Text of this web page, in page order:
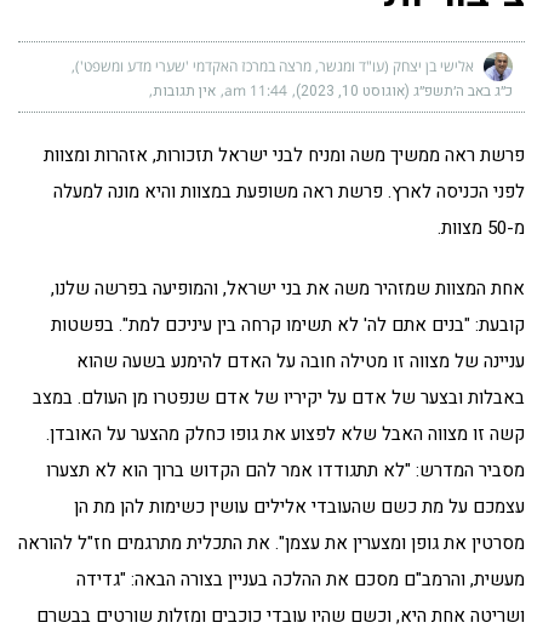
אלישי בן יצחק (עו"ד ומגשר, מרצה במרכז האקדמי 'שערי מדע ומשפט')
כ״ג באב ה׳תשפ״ג (אוגוסט 10, 2023) 11:44 am אין תגובות
פרשת ראה ממשיך משה ומניח לבני ישראל תזכורות, אזהרות ומצוות
לפני הכניסה לארץ. פרשת ראה משופעת במצוות והיא מונה למעלה
מ-50 מצוות.
אחת המצוות שמזהיר משה את בני ישראל, והמופיעה בפרשה שלנו,
קובעת: "בנים אתם לה' לא תשימו קרחה בין עיניכם למת". בפשטות
עניינה של מצווה זו מטילה חובה על האדם להימנע בשעה שהוא
באבלות ובצער של אדם על יקיריו של אדם שנפטרו מן העולם. במצב
קשה זו מצווה האבל שלא לפצוע את גופו כחלק מהצער על האובדן.
מסביר המדרש: "לא תתגודדו אמר להם הקדוש ברוך הוא לא תצערו
עצמכם על מת כשם שהעובדי אלילים עושין כשימות להן מת הן
מסרטין את גופן ומצערין את עצמן". את התכלית מתרגמים חז"ל להוראה
מעשית, והרמב"ם מסכם את ההלכה בעניין בצורה הבאה: "גדידה
ושריטה אחת היא, וכשם שהיו עובדי כוכבים ומזלות שורטים בבשרם